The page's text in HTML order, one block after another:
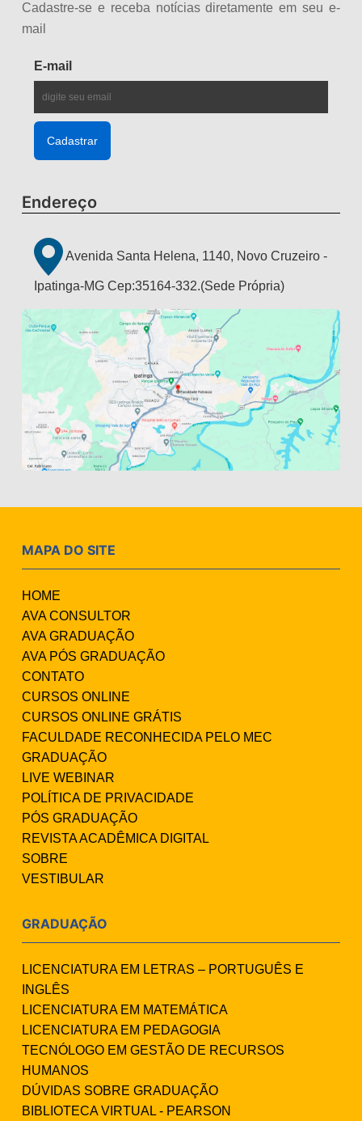
Cadastre-se e receba notícias diretamente em seu e-
mail
E-mail
Endereço
Avenida Santa Helena, 1140, Novo Cruzeiro -
Ipatinga-MG Cep:35164-332.(Sede Própria)
MAPA DO SITE
HOME
AVA CONSULTOR
AVA GRADUAÇÃO
AVA PÓS GRADUAÇÃO
CONTATO
CURSOS ONLINE
CURSOS ONLINE GRÁTIS
FACULDADE RECONHECIDA PELO MEC
GRADUAÇÃO
LIVE WEBINAR
POLÍTICA DE PRIVACIDADE
PÓS GRADUAÇÃO
REVISTA ACADÊMICA DIGITAL
SOBRE
VESTIBULAR
GRADUAÇÃO
LICENCIATURA EM LETRAS – PORTUGUÊS E
INGLÊS
LICENCIATURA EM MATEMÁTICA
LICENCIATURA EM PEDAGOGIA
TECNÓLOGO EM GESTÃO DE RECURSOS
HUMANOS
DÚVIDAS SOBRE GRADUAÇÃO
BIBLIOTECA VIRTUAL - PEARSON